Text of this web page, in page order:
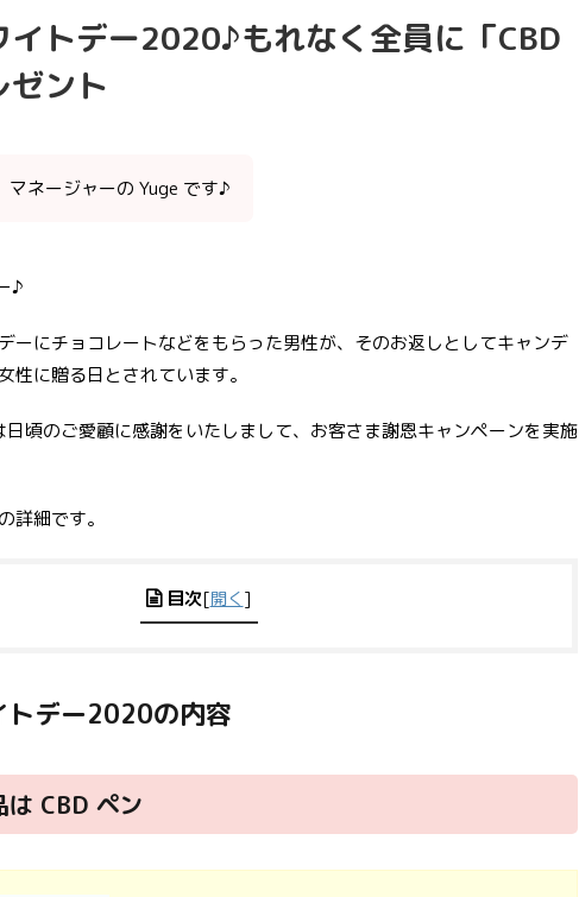
イトデー2020♪もれなく全員に「CBD
ゼント
マネージャーの Yuge です♪
♪
ーにチョコレートなどをもらった男性が、そのお返しとしてキャンデ
性に贈る日とされています。
日頃のご愛顧に感謝をいたしまして、お客さま謝恩キャンペーンを実施
詳細です。
目次[開く ]
トデー2020の内容
CBD ペン